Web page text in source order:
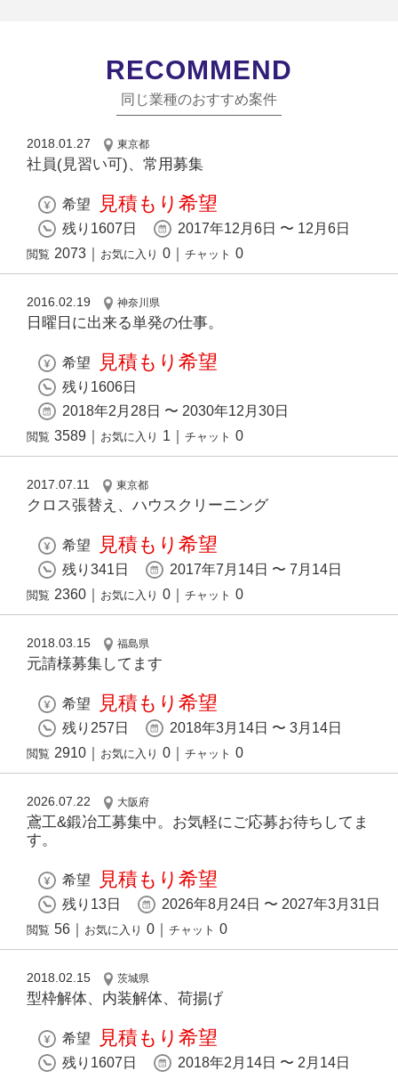
RECOMMEND
同じ業種のおすすめ案件
2018.01.27 東京都
社員(見習い可)、常用募集
希望 見積もり希望
残り1607日 2017年12月6日 〜 12月6日
閲覧 2073 お気に入り 0 チャット 0
2016.02.19 神奈川県
日曜日に出来る単発の仕事。
希望 見積もり希望
残り1606日
2018年2月28日 〜 2030年12月30日
閲覧 3589 お気に入り 1 チャット 0
2017.07.11 東京都
クロス張替え、ハウスクリーニング
希望 見積もり希望
残り341日 2017年7月14日 〜 7月14日
閲覧 2360 お気に入り 0 チャット 0
2018.03.15 福島県
元請様募集してます
希望 見積もり希望
残り257日 2018年3月14日 〜 3月14日
閲覧 2910 お気に入り 0 チャット 0
2026.07.22 大阪府
鳶工&鍛冶工募集中。お気軽にご応募お待ちしてま
す。
希望 見積もり希望
残り13日 2026年8月24日 〜 2027年3月31日
閲覧 56 お気に入り 0 チャット 0
2018.02.15 茨城県
型枠解体、内装解体、荷揚げ
希望 見積もり希望
残り1607日 2018年2月14日 〜 2月14日